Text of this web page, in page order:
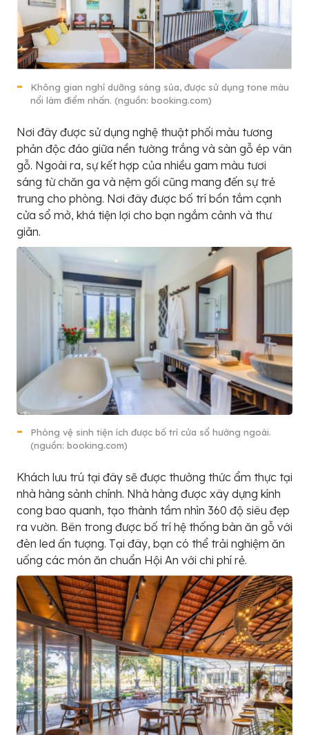
Không gian nghỉ dưỡng sáng sủa, được sử dụng tone màu
nổi làm điểm nhấn. (nguồn: booking.com)
Nơi đây được sử dụng nghệ thuật phối màu tương
phản độc đáo giữa nền tường trắng và sàn gỗ ép vân
gỗ. Ngoài ra, sự kết hợp của nhiều gam màu tươi
sáng từ chăn ga và nệm gối cũng mang đến sự trẻ
trung cho phòng. Nơi đây được bố trí bồn tắm cạnh
cửa sổ mở, khá tiện lợi cho bạn ngắm cảnh và thư
giãn.
Phòng vệ sinh tiện ích được bố trí cửa sổ hướng ngoài.
(nguồn: booking.com)
Khách lưu trú tại đây sẽ được thưởng thức ẩm thực tại
nhà hàng sảnh chính. Nhà hàng được xây dựng kính
cong bao quanh, tạo thành tầm nhìn 360 độ siêu đẹp
ra vườn. Bên trong được bố trí hệ thống bàn ăn gỗ với
đèn led ấn tượng. Tại đây, bạn có thể trải nghiệm ăn
uống các món ăn chuẩn Hội An với chi phí rẻ.